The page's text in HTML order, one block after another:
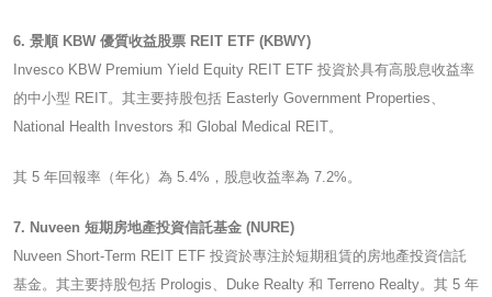
6. 景順 KBW 優質收益股票 REIT ETF (KBWY)
Invesco KBW Premium Yield Equity REIT ETF 投資於具有高股息收益率
的中小型 REIT。其主要持股包括 Easterly Government Properties、
National Health Investors 和 Global Medical REIT。
其 5 年回報率（年化）為 5.4%，股息收益率為 7.2%。
7. Nuveen 短期房地產投資信託基金 (NURE)
Nuveen Short-Term REIT ETF 投資於專注於短期租賃的房地產投資信託
基金。其主要持股包括 Prologis、Duke Realty 和 Terreno Realty。其 5 年